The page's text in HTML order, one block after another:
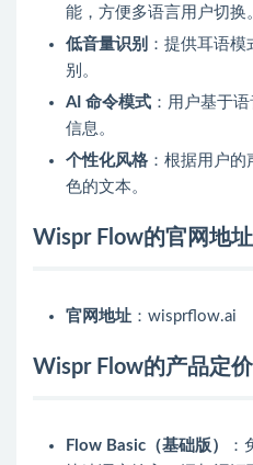
能，方便多语言用户切换
低音量识别 ：提供耳语
别。
AI 命令模式 ：用户基于
信息。
个性化风格 ：根据用户
色的文本。
Wispr Flow的官网地址
官网地址 ：wisprflow.ai
Wispr Flow的产品定价
Flow Basic（基础版）
：